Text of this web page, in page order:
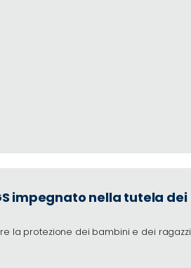
impegnato nella tutela dei
la protezione dei bambini e dei ragazzi